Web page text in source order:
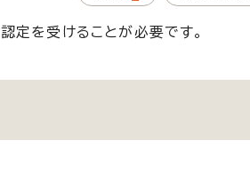
定を受けることが必要です。